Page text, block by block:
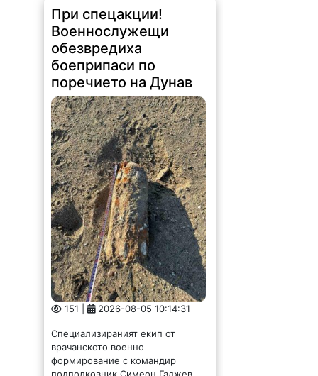
При спецакции!
Военнослужещи
обезвредиха
боеприпаси по
поречието на Дунав
151 | 2026-08-05 10:14:31
Специализираният екип от
врачанското военно
формирование с командир
подполковник Симеон Гаджев